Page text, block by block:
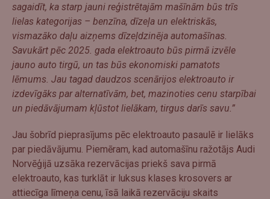
sagaidīt, ka starp jauni reģistrētajām mašīnām būs trīs
lielas kategorijas – benzīna, dīzeļa un elektriskās,
vismazāko daļu aizņems dīzeļdzinēja automašīnas.
Savukārt pēc 2025. gada elektroauto būs pirmā izvēle
jauno auto tirgū, un tas būs ekonomiski pamatots
lēmums. Jau tagad daudzos scenārijos elektroauto ir
izdevīgāks par alternatīvām, bet, mazinoties cenu starpībai
un piedāvājumam kļūstot lielākam, tirgus darīs savu.”
Jau šobrīd pieprasījums pēc elektroauto pasaulē ir lielāks
par piedāvājumu. Piemēram, kad automašīnu ražotājs Audi
Norvēģijā uzsāka rezervācijas priekš sava pirmā
elektroauto, kas turklāt ir luksus klases krosovers ar
attiecīga līmeņa cenu, īsā laikā rezervāciju skaits